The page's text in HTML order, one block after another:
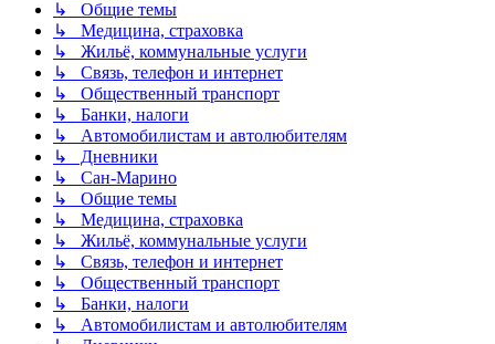
↳ Общие темы
↳ Медицина, страховка
↳ Жильё, коммунальные услуги
↳ Связь, телефон и интернет
↳ Общественный транспорт
↳ Банки, налоги
↳ Автомобилистам и автолюбителям
↳ Дневники
↳ Сан-Марино
↳ Общие темы
↳ Медицина, страховка
↳ Жильё, коммунальные услуги
↳ Связь, телефон и интернет
↳ Общественный транспорт
↳ Банки, налоги
↳ Автомобилистам и автолюбителям